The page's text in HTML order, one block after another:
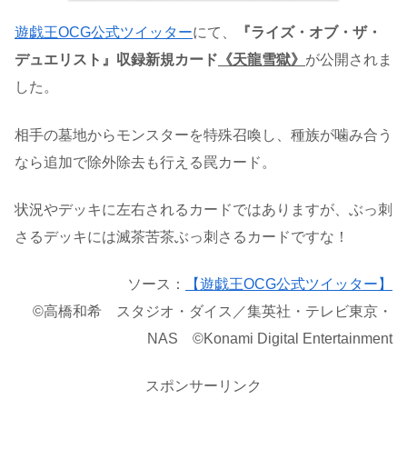
遊戯王OCG公式ツイッターにて、
『ライズ・オブ・ザ・
デュエリスト』収録新規カード 《天龍雪獄》 が公開されま
した。
相手の墓地からモンスターを特殊召喚し、種族が噛み合う
なら追加で除外除去も行える罠カード。
状況やデッキに左右されるカードではありますが、ぶっ刺
さるデッキには滅茶苦茶ぶっ刺さるカードですな！
ソース：
【遊戯王OCG公式ツイッター】
©高橋和希 スタジオ・ダイス／集英社・テレビ東京・
NAS ©Konami Digital Entertainment
スポンサーリンク